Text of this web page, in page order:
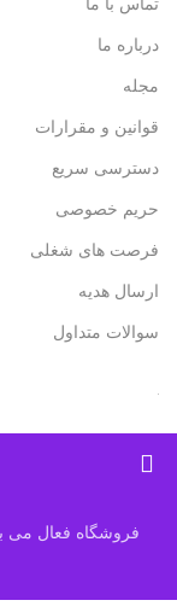
تماس با ما
درباره ما
مجله
قوانین و مقرارات
دسترسی سریع
حریم خصوصی
فرصت های شغلی
ارسال هدیه
سوالات متداول
فروشگاه فعال می